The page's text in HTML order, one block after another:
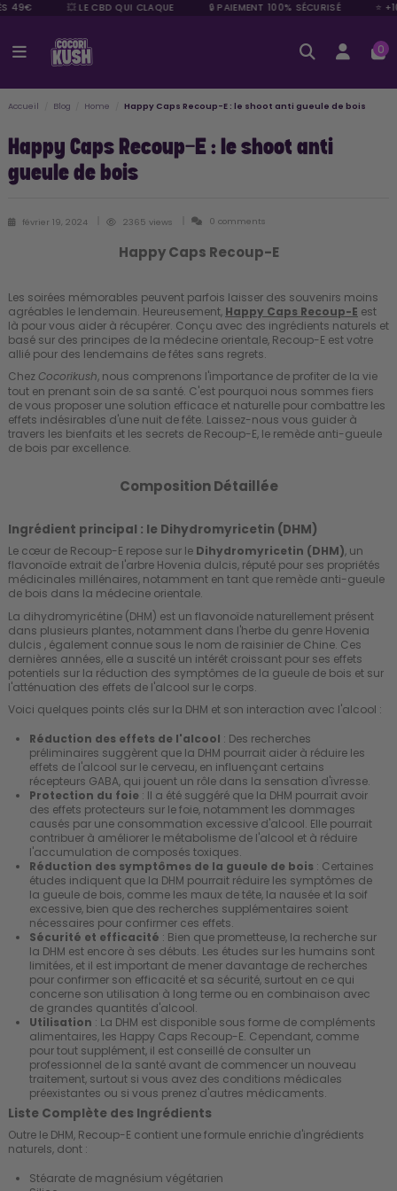
49€ 💥 LE CBD QUI CLAQUE 🔒 PAIEMENT 100% SÉCURISÉ ⭐
0
Accueil Blog Home Happy Caps Recoup-E : le shoot anti gueule de bois
Happy Caps Recoup-E : le shoot anti
gueule de bois
février 19, 2024 2365 views 0 comments
Happy Caps Recoup-E
Les soirées mémorables peuvent parfois laisser des souvenirs moins
agréables le lendemain. Heureusement, Happy Caps Recoup-E est
là pour vous aider à récupérer. Conçu avec des ingrédients naturels et
basé sur des principes de la médecine orientale, Recoup-E est votre
allié pour des lendemains de fêtes sans regrets.
Chez Cocorikush, nous comprenons l'importance de profiter de la vie
tout en prenant soin de sa santé. C'est pourquoi nous sommes fiers
de vous proposer une solution efficace et naturelle pour combattre les
effets indésirables d'une nuit de fête. Laissez-nous vous guider à
travers les bienfaits et les secrets de Recoup-E, le remède anti-gueule
de bois par excellence.
Composition Détaillée
Ingrédient principal : le Dihydromyricetin (DHM)
Le cœur de Recoup-E repose sur le Dihydromyricetin (DHM), un
flavonoïde extrait de l'arbre Hovenia dulcis, réputé pour ses propriétés
médicinales millénaires, notamment en tant que remède anti-gueule
de bois dans la médecine orientale.
La dihydromyricétine (DHM) est un flavonoïde naturellement présent
dans plusieurs plantes, notamment dans l'herbe du genre Hovenia
dulcis , également connue sous le nom de raisinier de Chine. Ces
dernières années, elle a suscité un intérêt croissant pour ses effets
potentiels sur la réduction des symptômes de la gueule de bois et sur
l'atténuation des effets de l'alcool sur le corps.
Voici quelques points clés sur la DHM et son interaction avec l'alcool :
Réduction des effets de l'alcool : Des recherches
préliminaires suggèrent que la DHM pourrait aider à réduire les
effets de l'alcool sur le cerveau, en influençant certains
récepteurs GABA, qui jouent un rôle dans la sensation d'ivresse.
Protection du foie : Il a été suggéré que la DHM pourrait avoir
des effets protecteurs sur le foie, notamment les dommages
causés par une consommation excessive d'alcool. Elle pourrait
contribuer à améliorer le métabolisme de l'alcool et à réduire
l'accumulation de composés toxiques.
Réduction des symptômes de la gueule de bois : Certaines
études indiquent que la DHM pourrait réduire les symptômes de
la gueule de bois, comme les maux de tête, la nausée et la soif
excessive, bien que des recherches supplémentaires soient
nécessaires pour confirmer ces effets.
Sécurité et efficacité : Bien que prometteuse, la recherche sur
la DHM est encore à ses débuts. Les études sur les humains sont
limitées, et il est important de mener davantage de recherches
pour confirmer son efficacité et sa sécurité, surtout en ce qui
concerne son utilisation à long terme ou en combinaison avec
de grandes quantités d'alcool.
Utilisation : La DHM est disponible sous forme de compléments
alimentaires, les Happy Caps Recoup-E. Cependant, comme
pour tout supplément, il est conseillé de consulter un
professionnel de la santé avant de commencer un nouveau
traitement, surtout si vous avez des conditions médicales
préexistantes ou si vous prenez d'autres médicaments.
Liste Complète des Ingrédients
Outre le DHM, Recoup-E contient une formule enrichie d'ingrédients
naturels, dont :
Stéarate de magnésium végétarien